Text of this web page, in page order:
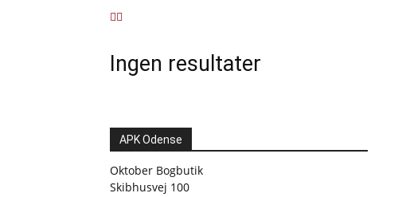
Ingen resultater
APK Odense
Oktober Bogbutik
Skibhusvej 100